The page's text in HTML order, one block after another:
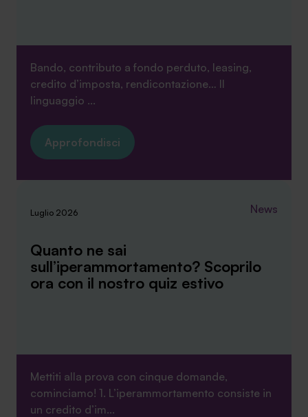
Bando, contributo a fondo perduto, leasing,
credito d’imposta, rendicontazione… Il
linguaggio ...
Approfondisci
Luglio 2026 News
Quanto ne sai
sull’iperammortamento? Scoprilo
ora con il nostro quiz estivo
Mettiti alla prova con cinque domande,
cominciamo! 1. L’iperammortamento consiste in
un credito d’im...